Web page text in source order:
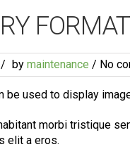
FORMAT
/ by maintenance / No
be used to display
morbi tristique
elit a eros.